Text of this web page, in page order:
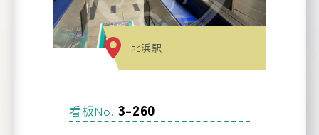
駅名
北浜駅
看板No. 3-260